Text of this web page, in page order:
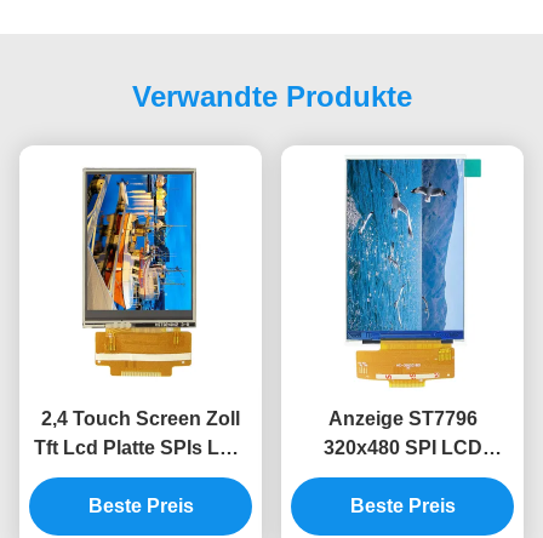
Verwandte Produkte
2,4 Touch Screen Zoll
Tft Lcd Platte SPIs LCD
TFT Modul-240x320
ILI9341V Tft Lcd Modul
Beste Preis
Anzeige ST7796
320x480 SPI LCD
Bildschirm 3,5 Zoll Spi
Tft Lcd TFT LCD
Beste Preis